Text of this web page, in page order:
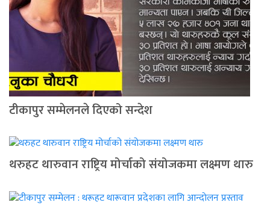
टीकापुर सम्मेलनले दिएको सन्देश
थरुहट थारुवान राष्ट्रिय मोर्चाको संयोजकमा लक्ष्मण थारु